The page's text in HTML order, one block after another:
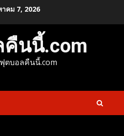
าคม 7, 2026
นนี้.com
ตบอลคืนนี้.com